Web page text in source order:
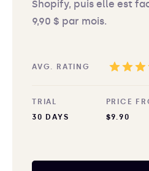
Shopify, puis elle est
9,90 $ par mois.
AVG. RATING
TRIAL
30 DAYS
PRICE
$9.90